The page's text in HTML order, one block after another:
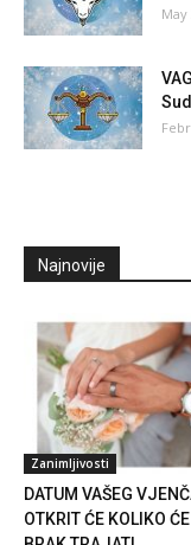
May
Najnovije
Zanimljivosti
DATUM VAŠEG
OTKRIT ĆE KOLIKO